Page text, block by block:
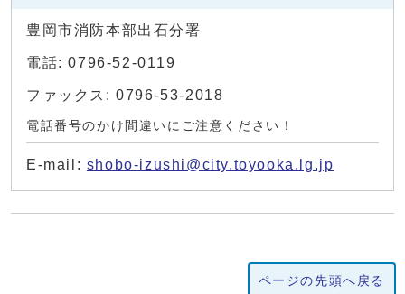
豊岡市消防本部出石分署
電話: 0796-52-0119
ファックス: 0796-53-2018
電話番号のかけ間違いにご注意ください！
E-mail: shobo-izushi@city.toyooka.lg.jp
ページの先頭へ戻る